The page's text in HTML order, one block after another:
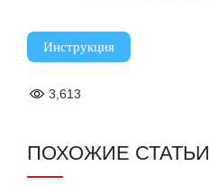
Инструкция
3,613
ПОХОЖИЕ СТАТЬИ